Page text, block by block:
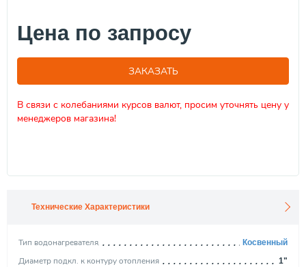
Цена по запросу
ЗАКАЗАТЬ
В связи с колебаниями курсов валют, просим уточнять цену у
менеджеров магазина!
Технические Характеристики
Тип водонагревателя Косвенный
Диаметр подкл. к контуру отопления 1"